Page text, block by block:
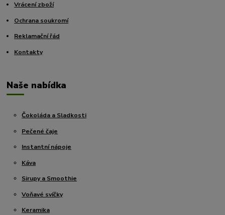
Vrácení zboží
Ochrana soukromí
Reklamační řád
Kontakty
Naše nabídka
Čokoláda a Sladkosti
Pečené čaje
Instantní nápoje
Káva
Sirupy a Smoothie
Voňavé svíčky
Keramika